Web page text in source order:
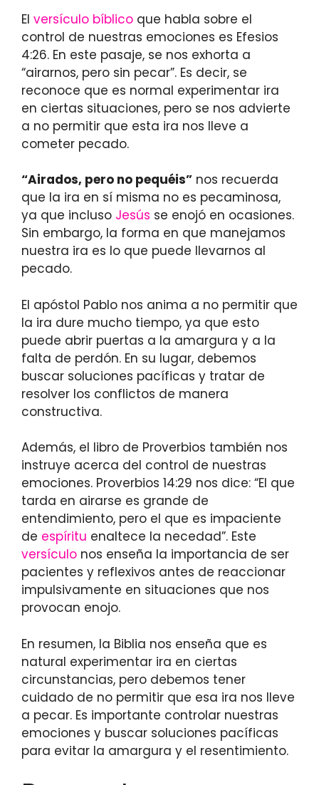
El versículo bíblico que habla sobre el
control de nuestras emociones es Efesios
4:26. En este pasaje, se nos exhorta a
“airarnos, pero sin pecar”. Es decir, se
reconoce que es normal experimentar ira
en ciertas situaciones, pero se nos advierte
a no permitir que esta ira nos lleve a
cometer pecado.
“Airados, pero no pequéis” nos recuerda
que la ira en sí misma no es pecaminosa,
ya que incluso Jesús se enojó en ocasiones.
Sin embargo, la forma en que manejamos
nuestra ira es lo que puede llevarnos al
pecado.
El apóstol Pablo nos anima a no permitir que
la ira dure mucho tiempo, ya que esto
puede abrir puertas a la amargura y a la
falta de perdón. En su lugar, debemos
buscar soluciones pacíficas y tratar de
resolver los conflictos de manera
constructiva.
Además, el libro de Proverbios también nos
instruye acerca del control de nuestras
emociones. Proverbios 14:29 nos dice: “El que
tarda en airarse es grande de
entendimiento, pero el que es impaciente
de espíritu enaltece la necedad”. Este
versículo nos enseña la importancia de ser
pacientes y reflexivos antes de reaccionar
impulsivamente en situaciones que nos
provocan enojo.
En resumen, la Biblia nos enseña que es
natural experimentar ira en ciertas
circunstancias, pero debemos tener
cuidado de no permitir que esa ira nos lleve
a pecar. Es importante controlar nuestras
emociones y buscar soluciones pacíficas
para evitar la amargura y el resentimiento.